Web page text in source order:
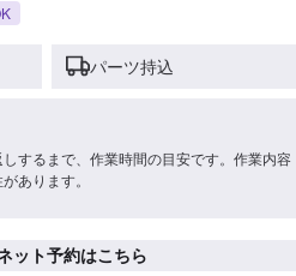
パーツ持込
するまで、作業時間の目安です。作業内容
あります。
ット予約はこちら